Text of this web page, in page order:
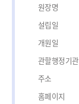
원장명
설립일
개원일
관할행정기관
주소
홈페이지